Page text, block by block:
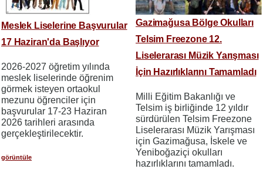
Meslek Liselerine Başvurular
17 Haziran'da Başlıyor
2026-2027 öğretim yılında
meslek liselerinde öğrenim
görmek isteyen ortaokul
mezunu öğrenciler için
başvurular 17-23 Haziran
2026 tarihleri​​ arasında
gerçekleştirilecektir.
görüntüle
Gazimağusa Bölge Okulları
Telsim Freezone 12.
Liselerarası Müzik Yarışması
İçin Hazırlıklarını Tamamladı
Milli Eğitim Bakanlığı ve
Telsim iş birliğinde 12 yıldır
sürdürülen Telsim Freezone
Liselerarası Müzik Yarışması
için Gazimağusa, İskele ve
Yeniboğaziçi okulları
hazırlıklarını tamamladı.